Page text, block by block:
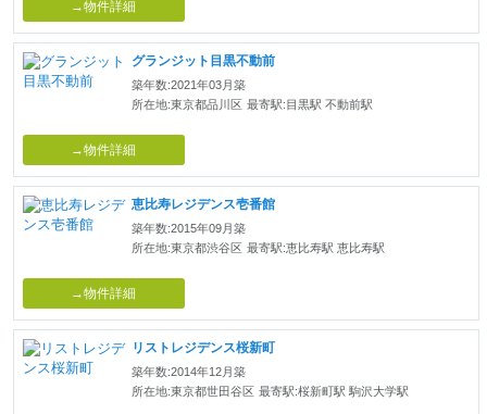
→物件詳細
グランジット目黒不動前
築年数:2021年03月築
所在地:東京都品川区 最寄駅:目黒駅 不動前駅
→物件詳細
恵比寿レジデンス壱番館
築年数:2015年09月築
所在地:東京都渋谷区 最寄駅:恵比寿駅 恵比寿駅
→物件詳細
リストレジデンス桜新町
築年数:2014年12月築
所在地:東京都世田谷区 最寄駅:桜新町駅 駒沢大学駅